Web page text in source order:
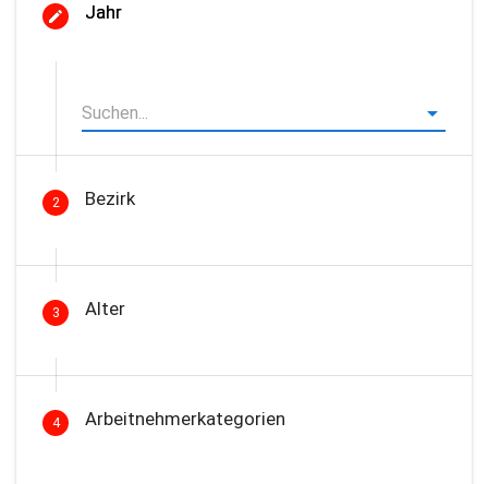
Jahr
2 Bezirk
3 Alter
4 Arbeitnehmerkategorien